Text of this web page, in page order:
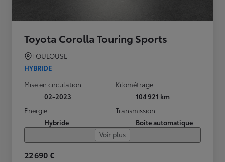
Toyota Corolla Touring Sports
TOULOUSE
HYBRIDE
Mise en circulation
02-2023
Kilométrage
104 921 km
Energie
Hybride
Transmission
Boîte automatique
Voir plus
22 690 €